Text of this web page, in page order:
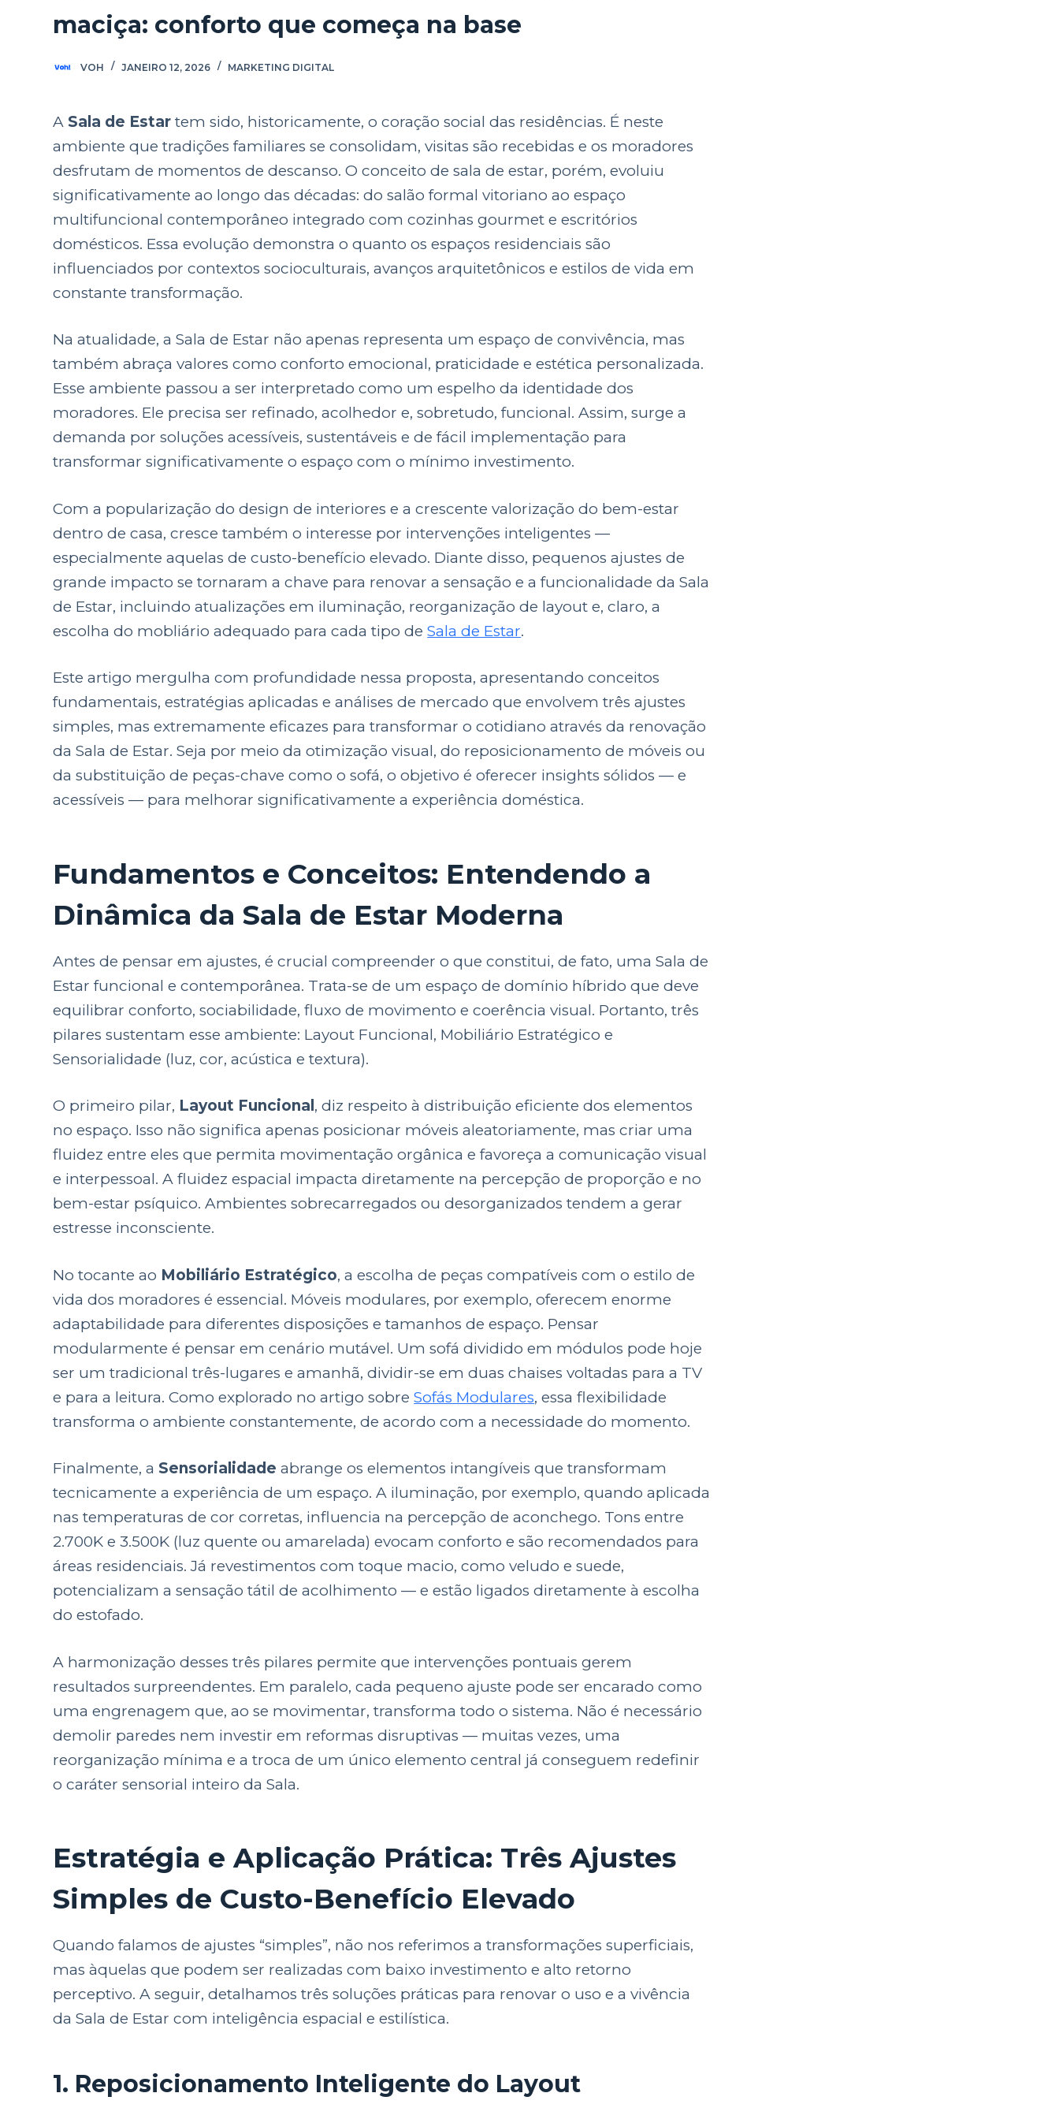
maciça: conforto que começa na base
VOH JANEIRO 12, 2026 MARKETING DIGITAL
A Sala de Estar tem sido, historicamente, o coração social das residências. É neste
ambiente que tradições familiares se consolidam, visitas são recebidas e os moradores
desfrutam de momentos de descanso. O conceito de sala de estar, porém, evoluiu
significativamente ao longo das décadas: do salão formal vitoriano ao espaço
multifuncional contemporâneo integrado com cozinhas gourmet e escritórios
domésticos. Essa evolução demonstra o quanto os espaços residenciais são
influenciados por contextos socioculturais, avanços arquitetônicos e estilos de vida em
constante transformação.
Na atualidade, a Sala de Estar não apenas representa um espaço de convivência, mas
também abraça valores como conforto emocional, praticidade e estética personalizada.
Esse ambiente passou a ser interpretado como um espelho da identidade dos
moradores. Ele precisa ser refinado, acolhedor e, sobretudo, funcional. Assim, surge a
demanda por soluções acessíveis, sustentáveis e de fácil implementação para
transformar significativamente o espaço com o mínimo investimento.
Com a popularização do design de interiores e a crescente valorização do bem-estar
dentro de casa, cresce também o interesse por intervenções inteligentes —
especialmente aquelas de custo-benefício elevado. Diante disso, pequenos ajustes de
grande impacto se tornaram a chave para renovar a sensação e a funcionalidade da Sala
de Estar, incluindo atualizações em iluminação, reorganização de layout e, claro, a
escolha do mobliário adequado para cada tipo deSala de Estar.
Este artigo mergulha com profundidade nessa proposta, apresentando conceitos
fundamentais, estratégias aplicadas e análises de mercado que envolvem três ajustes
simples, mas extremamente eficazes para transformar o cotidiano através da renovação
da Sala de Estar. Seja por meio da otimização visual, do reposicionamento de móveis ou
da substituição de peças-chave como o sofá, o objetivo é oferecer insights sólidos — e
acessíveis — para melhorar significativamente a experiência doméstica.
Fundamentos e Conceitos: Entendendo a
Dinâmica da Sala de Estar Moderna
Antes de pensar em ajustes, é crucial compreender o que constitui, de fato, uma Sala de
Estar funcional e contemporânea. Trata-se de um espaço de domínio híbrido que deve
equilibrar conforto, sociabilidade, fluxo de movimento e coerência visual. Portanto, três
pilares sustentam esse ambiente: Layout Funcional, Mobiliário Estratégico e
Sensorialidade (luz, cor, acústica e textura).
O primeiro pilar, Layout Funcional , diz respeito à distribuição eficiente dos elementos
no espaço. Isso não significa apenas posicionar móveis aleatoriamente, mas criar uma
fluidez entre eles que permita movimentação orgânica e favoreça a comunicação visual
e interpessoal. A fluidez espacial impacta diretamente na percepção de proporção e no
bem-estar psíquico. Ambientes sobrecarregados ou desorganizados tendem a gerar
estresse inconsciente.
No tocante ao Mobiliário Estratégico, a escolha de peças compatíveis com o estilo de
vida dos moradores é essencial. Móveis modulares, por exemplo, oferecem enorme
adaptabilidade para diferentes disposições e tamanhos de espaço. Pensar
modularmente é pensar em cenário mutável. Um sofá dividido em módulos pode hoje
ser um tradicional três-lugares e amanhã, dividir-se em duas chaises voltadas para a TV
e para a leitura. Como explorado no artigo sobreSofás Modulares, essa flexibilidade
transforma o ambiente constantemente, de acordo com a necessidade do momento.
Finalmente, a Sensorialidade abrange os elementos intangíveis que transformam
tecnicamente a experiência de um espaço. A iluminação, por exemplo, quando aplicada
nas temperaturas de cor corretas, influencia na percepção de aconchego. Tons entre
2.700K e 3.500K (luz quente ou amarelada) evocam conforto e são recomendados para
áreas residenciais. Já revestimentos com toque macio, como veludo e suede,
potencializam a sensação tátil de acolhimento — e estão ligados diretamente à escolha
do estofado.
A harmonização desses três pilares permite que intervenções pontuais gerem
resultados surpreendentes. Em paralelo, cada pequeno ajuste pode ser encarado como
uma engrenagem que, ao se movimentar, transforma todo o sistema. Não é necessário
demolir paredes nem investir em reformas disruptivas — muitas vezes, uma
reorganização mínima e a troca de um único elemento central já conseguem redefinir
o caráter sensorial inteiro da Sala.
Estratégia e Aplicação Prática: Três Ajustes
Simples de Custo-Benefício Elevado
Quando falamos de ajustes “simples”, não nos referimos a transformações superficiais,
mas àquelas que podem ser realizadas com baixo investimento e alto retorno
perceptivo. A seguir, detalhamos três soluções práticas para renovar o uso e a vivência
da Sala de Estar com inteligência espacial e estilística.
1. Reposicionamento Inteligente do Layout